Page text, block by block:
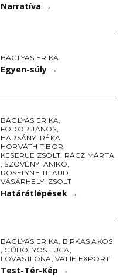
Narratíva →
BAGLYAS ERIKA
Egyen-súly →
BAGLYAS ERIKA,
FODOR JÁNOS,
HARSÁNYI RÉKA,
HORVÁTH TIBOR,
KESERUE ZSOLT, RÁCZ MÁRTA
, SZÖVÉNYI ANIKÓ,
ROSELYNE TITAUD,
VÁSÁRHELYI ZSOLT
Határátlépések →
BAGLYAS ERIKA, BIRKÁS ÁKOS
, GŐBÖLYÖS LUCA,
LOVAS ILONA,VALIE EXPORT
Test-Tér-Kép →